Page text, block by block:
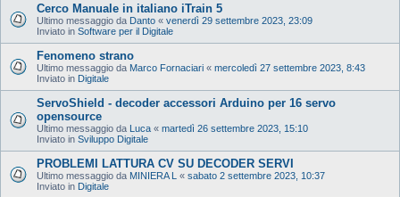
Cerco Manuale in italiano iTrain 5
Ultimo messaggio da Danto « venerdì 29 settembre 2023, 23:09
Inviato in Software per il Digitale
Fenomeno strano
Ultimo messaggio da Marco Fornaciari « mercoledì 27 settembre 2023, 8:43
Inviato in Digitale
ServoShield - decoder accessori Arduino per 16 servo
opensource
Ultimo messaggio da Luca « martedì 26 settembre 2023, 15:10
Inviato in Sviluppo Digitale
PROBLEMI LATTURA CV SU DECODER SERVI
Ultimo messaggio da MINIERA L « sabato 2 settembre 2023, 10:37
Inviato in Digitale